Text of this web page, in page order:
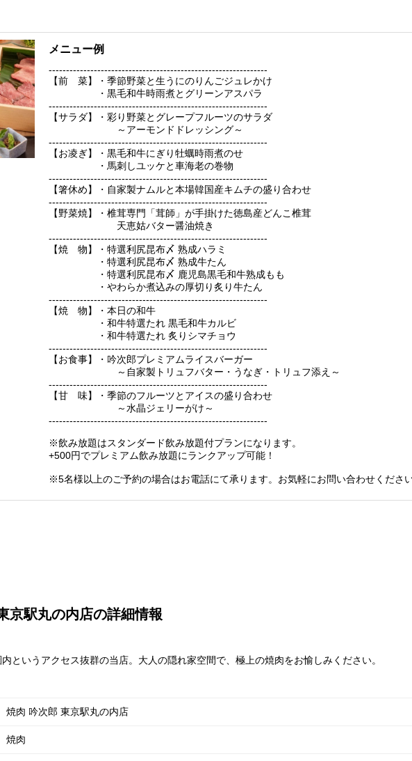
メニュー例
---------------------------------------------------------------
【前 菜】・季節野菜と生うにのりんごジュレかけ
・黒毛和牛時雨煮とグリーンアスパラ
---------------------------------------------------------------
【サラダ】・彩り野菜とグレープフルーツのサラダ
～アーモンドドレッシング～
---------------------------------------------------------------
【お凌ぎ】・黒毛和牛にぎり牡蠣時雨煮のせ
・馬刺しユッケと車海老の巻物
---------------------------------------------------------------
【箸休め】・自家製ナムルと本場韓国産キムチの盛り合わせ
---------------------------------------------------------------
【野菜焼】・椎茸専門「茸師」が手掛けた徳島産どんこ椎茸
天恵姑バター醤油焼き
---------------------------------------------------------------
【焼 物】・特選利尻昆布〆 熟成ハラミ
・特選利尻昆布〆 熟成牛たん
・特選利尻昆布〆 鹿児島黒毛和牛熟成もも
・やわらか煮込みの厚切り炙り牛たん
---------------------------------------------------------------
【焼 物】・本日の和牛
・和牛特選たれ 黒毛和牛カルビ
・和牛特選たれ 炙りシマチョウ
---------------------------------------------------------------
【お食事】・吟次郎プレミアムライスバーガー
～自家製トリュフバター・うなぎ・トリュフ添え～
---------------------------------------------------------------
【甘 味】・季節のフルーツとアイスの盛り合わせ
～水晶ジェリーがけ～
---------------------------------------------------------------
※飲み放題はスタンダード飲み放題付プランになります。
+500円でプレミアム飲み放題にランクアップ可能！
※5名様以上のご予約の場合はお電話にて承ります。お気軽にお問い合わせくださ
京駅丸の内店の詳細情報
というアクセス抜群の当店。大人の隠れ家空間で、極上の焼肉をお愉しみください。
焼肉 吟次郎 東京駅丸の内店
焼肉